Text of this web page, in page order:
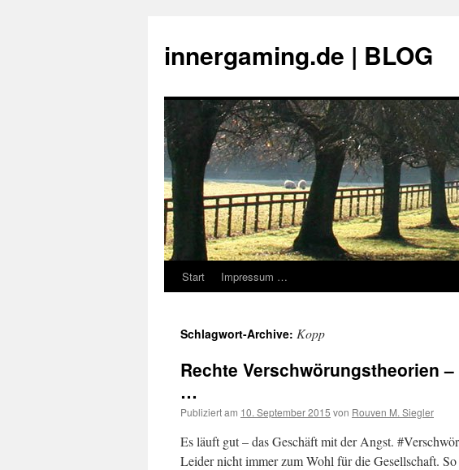
innergaming.de | BLOG
Zum
springen
Start Impressum …
Schlagwort-Archive: Kopp
Rechte Verschwörungstheorien
…
Publiziert am 10. September 2015 von Rouven M. Siegler
Es läuft gut – das Geschäft mit der Angst.
Leider nicht immer zum Wohl für die Gesellschaft.